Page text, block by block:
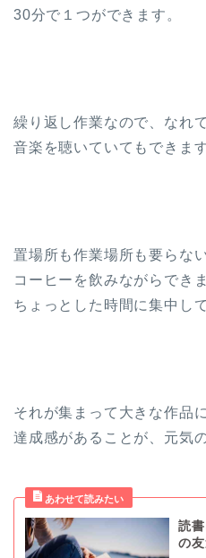
30分で１つができます。
繰り返し作業なので、なれ
音楽を聴いていてもできます
置場所も作業場所も要らな
コーヒーを飲みながらできま
ちょっとした時間に集中し
それが集まって大きな作品
達成感があることが、元気
読
の友